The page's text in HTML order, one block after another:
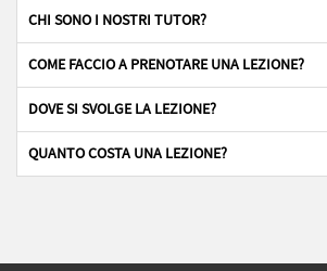
CHI SONO I NOSTRI TUTOR?
COME FACCIO A PRENOTARE UNA LEZIONE?
DOVE SI SVOLGE LA LEZIONE?
QUANTO COSTA UNA LEZIONE?